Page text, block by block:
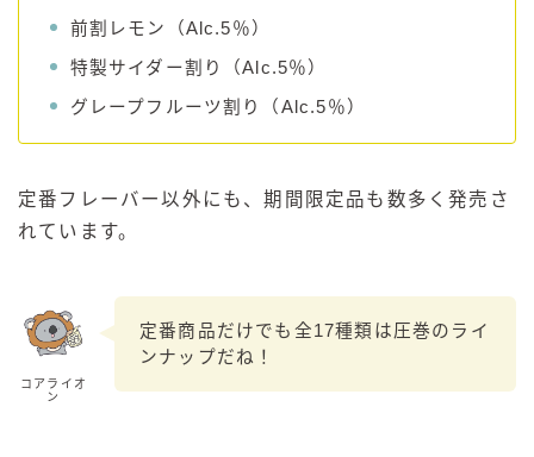
前割レモン（Alc.5％）
特製サイダー割り（Alc.5％）
グレープフルーツ割り（Alc.5％）
定番フレーバー以外にも、期間限定品も数多く発売さ
れています。
コアライオ
ン
定番商品だけでも全17種類は圧巻のライ
ンナップだね！